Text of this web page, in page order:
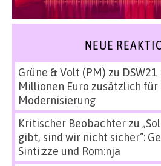
NEUE
Grüne & Volt (PM) zu
Millionen Euro zusätzlich
Modernisierung
Kritischer Beobachterzu
gibt, sind wir nicht sicher“:
Sinti:zze und Rom:nja